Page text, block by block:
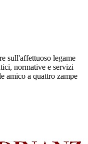
sull'affettuoso legame
normative e servizi
amico a quattro zampe